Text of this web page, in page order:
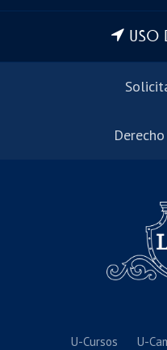
USO
U-Cursos U-